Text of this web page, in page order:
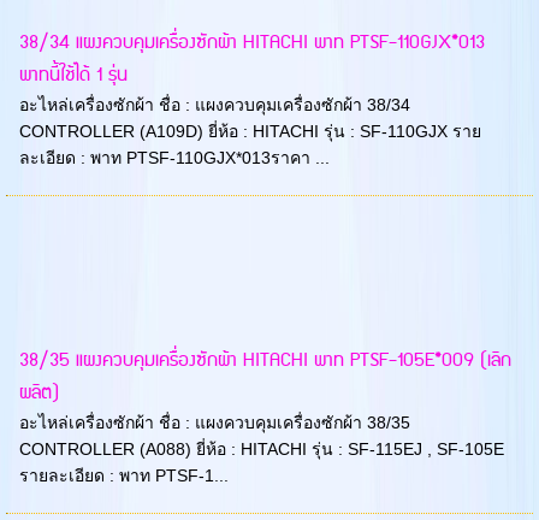
38/34 แผงควบคุมเครื่องซักผ้า HITACHI พาท PTSF-110GJX*013
พาทนี้ใช้ได้ 1 รุ่น
อะไหล่เครื่องซักผ้า ชื่อ : แผงควบคุมเครื่องซักผ้า 38/34
CONTROLLER (A109D) ยี่ห้อ : HITACHI รุ่น : SF-110GJX ราย
ละเอียด : พาท PTSF-110GJX*013ราคา ...
38/35 แผงควบคุมเครื่องซักผ้า HITACHI พาท PTSF-105E*009 (เลิก
ผลิต)
อะไหล่เครื่องซักผ้า ชื่อ : แผงควบคุมเครื่องซักผ้า 38/35
CONTROLLER (A088) ยี่ห้อ : HITACHI รุ่น : SF-115EJ , SF-105E
รายละเอียด : พาท PTSF-1...